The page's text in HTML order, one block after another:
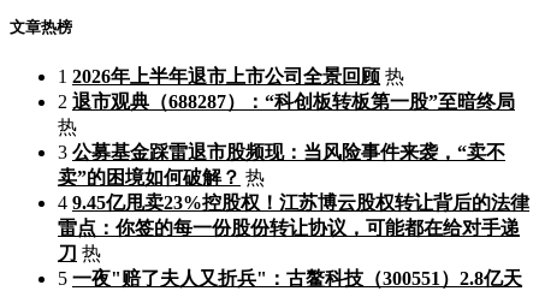
文章热榜
1 2026年上半年退市上市公司全景回顾 热
2 退市观典（688287）：“科创板转板第一股”至暗终局
热
3 公募基金踩雷退市股频现：当风险事件来袭，“卖不
卖”的困境如何破解？ 热
4 9.45亿甩卖23%控股权！江苏博云股权转让背后的法律
雷点：你签的每一份股份转让协议，可能都在给对手递
刀 热
5 一夜"赔了夫人又折兵"：古鳌科技（300551）2.8亿天